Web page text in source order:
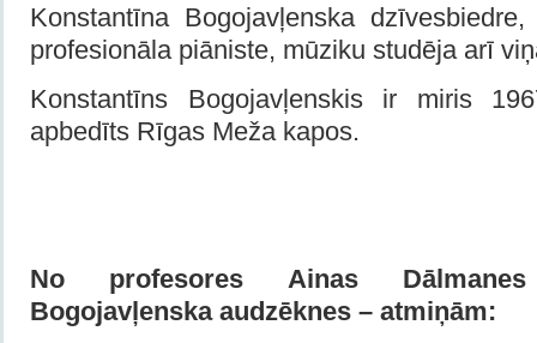
Konstantīna Bogojavļenska
profesionāla piāniste, mūziku studēja arī
Konstantīns Bogojavļenskis ir miris
apbedīts Rīgas Meža kapos.
No profesores Ainas
Bogojavļenska audzēknes – atmiņām: